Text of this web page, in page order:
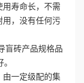
寿命长，不需
，没有任何污
盲砖产品规格品
一定级配的集